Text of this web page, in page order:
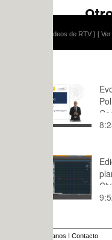
[ Ver más Vídeos
Evolución de la
Política Agrícola
Común
8:25 · 2011
Edición
planta y alzado
Civil 3D
9:52 · 2019